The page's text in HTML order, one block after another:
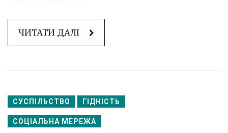
ЧИТАТИ ДАЛІ
СУСПІЛЬСТВО ГІДНІСТЬ
СОЦІАЛЬНА МЕРЕЖА